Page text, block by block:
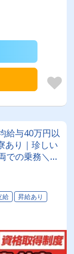
給与40万円以
あり｜珍しい
での乗務＼長
ています／
給 昇給あり